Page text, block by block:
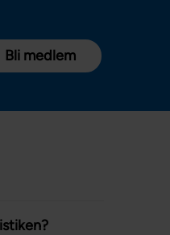
Bli medlem